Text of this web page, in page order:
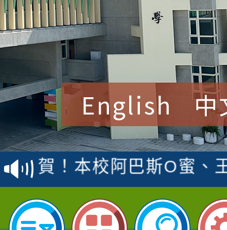
English 中
賀！本校參加桃園市中
賽 洪綺君教師榮獲社
名
賀！本校阿巴斯O蜜、
倩參加桃園市科展 國
名 指導老師王老師、
賀！本校四年二班張O
園市英語競賽國小朗讀
賀！本校參加桃園市中